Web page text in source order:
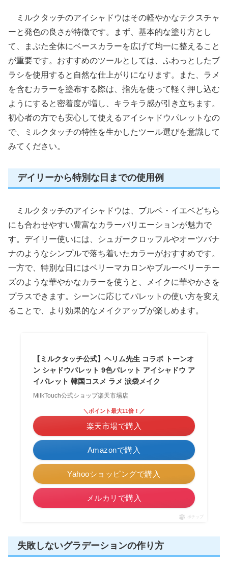
ミルクタッチのアイシャドウはその軽やかなテクスチャ
ーと発色の良さが特徴です。まず、基本的な塗り方とし
て、まぶた全体にベースカラーを広げて均一に整えること
が重要です。おすすめのツールとしては、ふわっとしたブ
ラシを使用すると自然な仕上がりになります。また、ラメ
を含むカラーを塗布する際は、指先を使って軽く押し込む
ようにすると密着度が増し、キラキラ感が引き立ちます。
初心者の方でも安心して使えるアイシャドウパレットなの
で、ミルクタッチの特性を生かしたツール選びを意識して
みてください。
デイリーから特別な日までの使用例
ミルクタッチのアイシャドウは、ブルベ・イエベどちら
にも合わせやすい豊富なカラーバリエーションが魅力で
す。デイリー使いには、シュガークロッフルやオーツバナ
ナのようなシンプルで落ち着いたカラーがおすすめです。
一方で、特別な日にはベリーマカロンやブルーベリーチー
ズのような華やかなカラーを使うと、メイクに華やかさを
プラスできます。シーンに応じてパレットの使い方を変え
ることで、より効果的なメイクアップが楽しめます。
【ミルクタッチ公式】ヘリム先生 コラボ トーンオ
ン シャドウパレット 9色パレット アイシャドウ ア
イパレット 韓国コスメ ラメ 涙袋メイク
MilkTouch公式ショップ楽天市場店
Amazonで購入
＼ポイント最大11倍！／
楽天市場で購入
Yahooショッピングで購入
メルカリで購入
ポチップ
失敗しないグラデーションの作り方